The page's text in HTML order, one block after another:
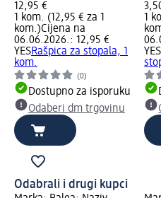
12,95 €
1 kom. (12,95 € za 1
kom.)Cijena na
06.06.2026.: 12,95 €
YESRašpica za stopala, 1
kom.
(0)
Dostupno za isporuku
Odaberi dm trgovinu
1
YES
Odabrali i drugi kupci